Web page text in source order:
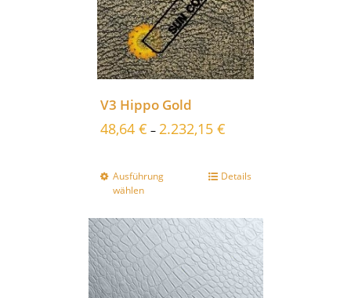
V3 Hippo Gold
48,64 € – 2.232,15 €
Ausführung
wählen
Details